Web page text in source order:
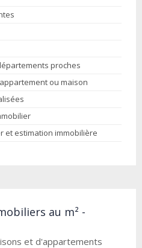
proches
ou maison
et estimation immobilière
au m² -
et d'appartements